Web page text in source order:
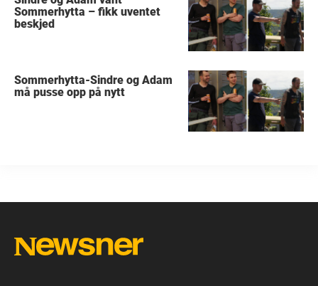
Sommerhytta – fikk uventet
beskjed
Sommerhytta-Sindre og Adam
må pusse opp på nytt